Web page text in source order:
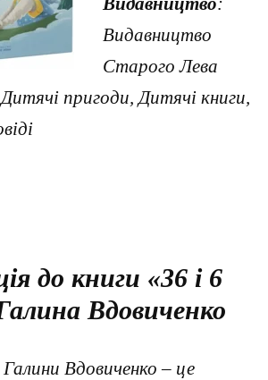
Видавництво
Старого Лева
пригоди, Дитячі книги,
до книги «36 і 6
Вдовиченко
Вдовиченко – це